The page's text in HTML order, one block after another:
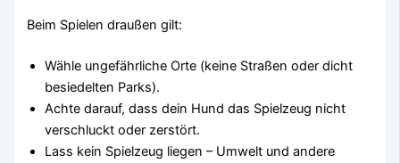
Beim Spielen draußen gilt:
Wähle ungefährliche Orte (keine Straßen oder dicht
besiedelten Parks).
Achte darauf, dass dein Hund das Spielzeug nicht
verschluckt oder zerstört.
Lass kein Spielzeug liegen – Umwelt und andere